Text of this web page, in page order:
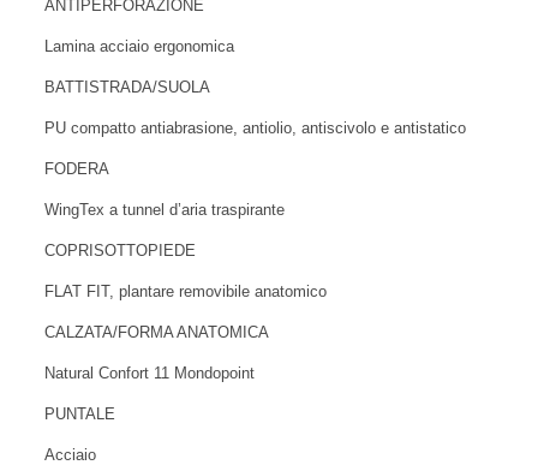
ANTIPERFORAZIONE
Lamina acciaio ergonomica
BATTISTRADA/SUOLA
PU compatto antiabrasione, antiolio, antiscivolo e antistatico
FODERA
WingTex a tunnel d’aria traspirante
COPRISOTTOPIEDE
FLAT FIT, plantare removibile anatomico
CALZATA/FORMA ANATOMICA
Natural Confort 11 Mondopoint
PUNTALE
Acciaio